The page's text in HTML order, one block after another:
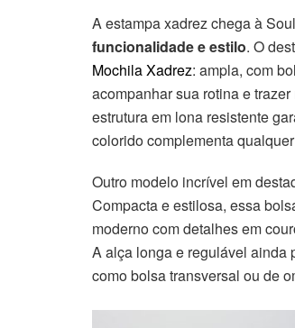
A estampa xadrez chega à
funcionalidade e estilo. O
Mochila Xadrez: ampla, com
acompanhar sua rotina e
estrutura em lona resistente
colorido complementa
Outro modelo incrível em
Compacta e estilosa, essa
moderno com detalhes em
A alça longa e regulável ainda
como bolsa transversal ou de